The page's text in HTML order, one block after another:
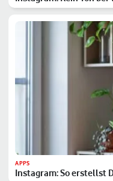
APPS
Instagram: So erstellst